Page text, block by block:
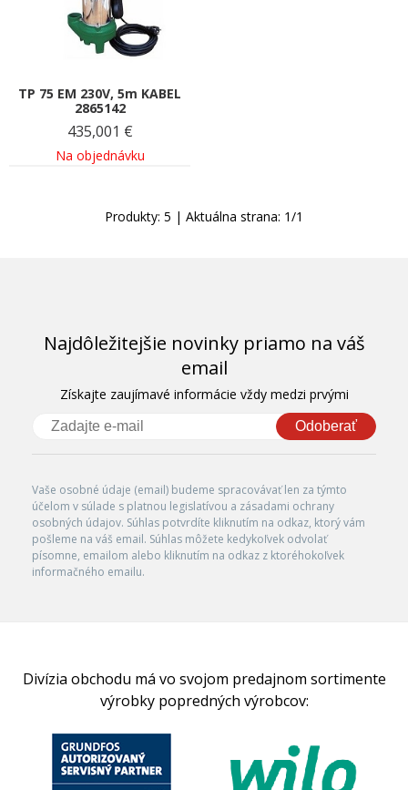
TP 75 EM 230V, 5m KABEL
2865142
435,001 €
Na objednávku
Produkty: 5 | Aktuálna strana: 1/1
Najdôležitejšie novinky priamo na váš
email
Získajte zaujímavé informácie vždy medzi prvými
Odoberať
Vaše osobné údaje (email) budeme spracovávať len za týmto
účelom v súlade s platnou legislatívou a zásadami ochrany
osobných údajov. Súhlas potvrdíte kliknutím na odkaz, ktorý vám
pošleme na váš email. Súhlas môžete kedykoľvek odvolať
písomne, emailom alebo kliknutím na odkaz z ktoréhokoľvek
informačného emailu.
Divízia obchodu má vo svojom predajnom sortimente
výrobky popredných výrobcov: